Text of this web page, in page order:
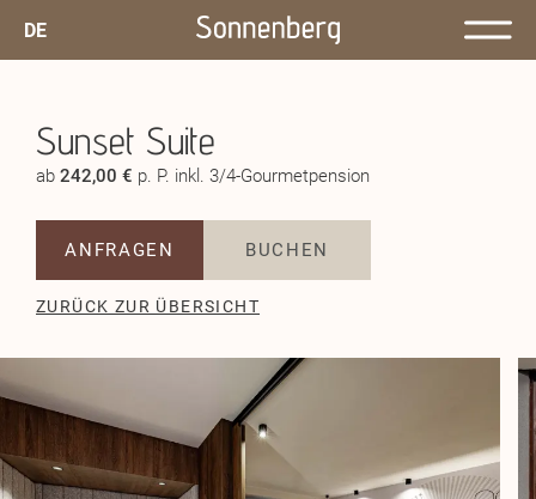
DE
Sunset Suite
ab 242,00 € p. P. inkl. 3/4-Gourmetpension
ANFRAGEN BUCHEN
ZURÜCK ZUR ÜBERSICHT